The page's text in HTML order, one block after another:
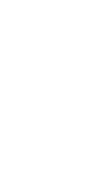
사전에 시간적